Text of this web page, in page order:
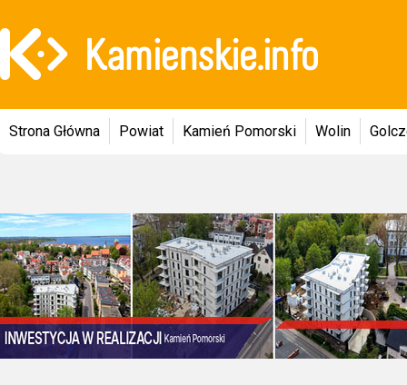
Strona Główna Powiat Kamień Pomorski Wolin